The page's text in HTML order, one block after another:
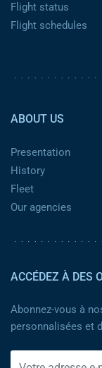
Flight status
Flight schedules
ABOUT US
Presentation
History
Fleet
Our agencies
ACCÉDEZ À DES
Abonnez-vous à
personnalisées et